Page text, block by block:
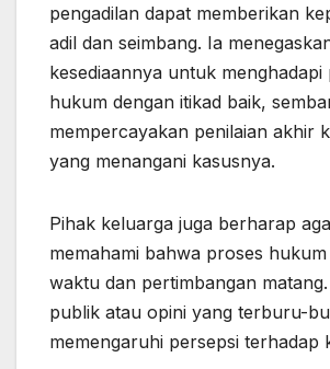
pengadilan dapat memberikan
adil dan seimbang. Ia
kesediaannya untuk menghadapi
hukum dengan itikad baik,
mempercayakan penilaian akhir
yang menangani kasusnya.
Pihak keluarga juga berharap
memahami bahwa proses
waktu dan pertimbangan
publik atau opini yang terburu-
memengaruhi persepsi terhadap